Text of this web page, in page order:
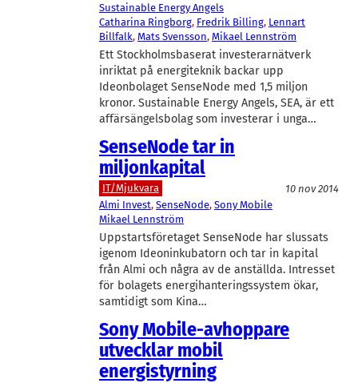
Sustainable Energy Angels
Catharina Ringborg, Fredrik Billing, Lennart
Billfalk, Mats Svensson, Mikael Lennström
Ett Stockholmsbaserat investerarnätverk
inriktat på energiteknik backar upp
Ideonbolaget SenseNode med 1,5 miljon
kronor. Sustainable Energy Angels, SEA, är ett
affärsängelsbolag som investerar i unga…
SenseNode tar in
miljonkapital
IT/Mjukvara
10 nov 2014
Almi Invest, SenseNode, Sony Mobile
Mikael Lennström
Uppstartsföretaget SenseNode har slussats
igenom Ideoninkubatorn och tar in kapital
från Almi och några av de anställda. Intresset
för bolagets energihanteringssystem ökar,
samtidigt som Kina…
Sony Mobile-avhoppare
utvecklar mobil
energistyrning